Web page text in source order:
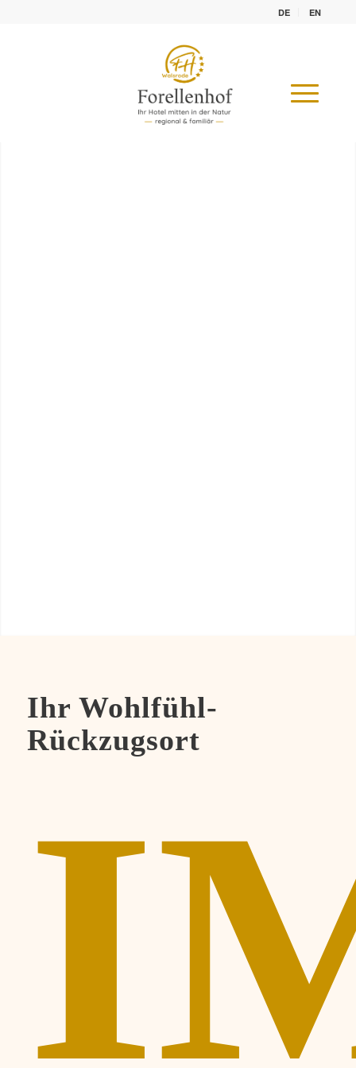
DE EN
Ihr Wohlfühl-
Rückzugsort